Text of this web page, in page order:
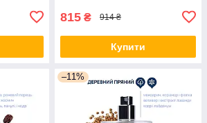
815 ₴ 914 ₴
Купити
–11%